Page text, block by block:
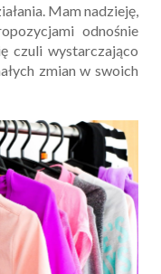
Mam nadzieję,
odnośnie
czuli wystarczająco
zmian w swoich